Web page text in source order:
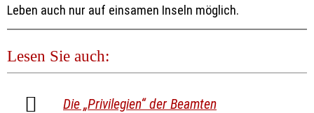
Leben auch nur auf einsamen Inseln möglich.
Lesen Sie auch:
Die „Privilegien“ der Beamten